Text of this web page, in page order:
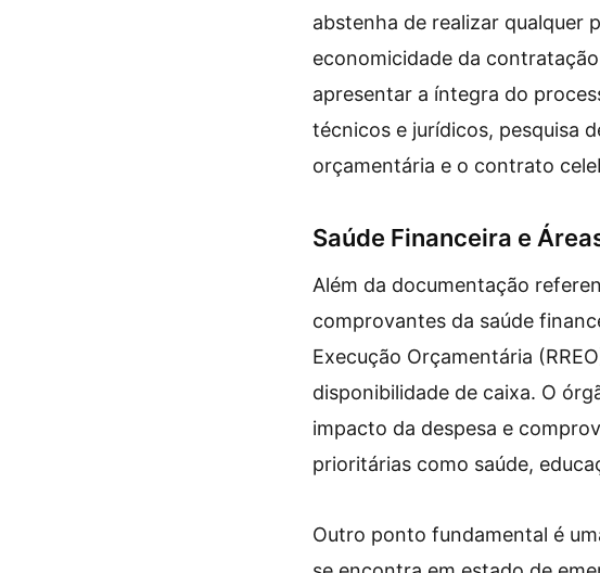
abstenha de realizar qualquer
economicidade da
apresentar a íntegra do
técnicos e jurídicos, pesquisa
orçamentária e o contrato
Saúde Financeira e
Além da documentação
comprovantes da saúde
Execução Orçamentária
disponibilidade de caixa. O
impacto da despesa e
prioritárias como saúde,
Outro ponto fundamental é